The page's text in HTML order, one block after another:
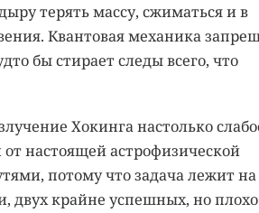
терять массу, сжиматься и в
Квантовая механика
бы стирает следы всего, что
Хокинга настолько
настоящей астрофизической
потому что задача лежит на
двух крайне успешных, но плохо